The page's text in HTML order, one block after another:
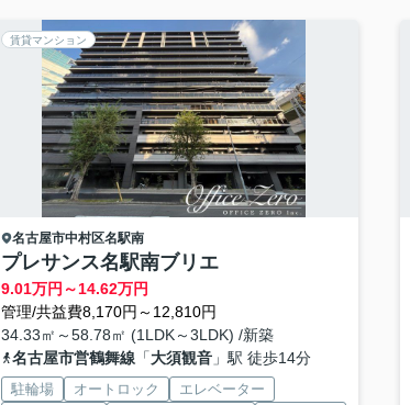
賃貸マンション
名古屋市中村区名駅南
プレサンス名駅南ブリエ
9.01万円～14.62万円
管理/共益費8,170円～12,810円
34.33㎡～58.78㎡ (1LDK～3LDK) /新築
名古屋市営鶴舞線「大須観音」駅 徒歩14分
駐輪場 オートロック
エレベーター